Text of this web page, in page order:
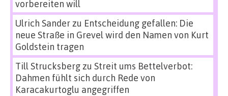
vorbereiten will
Ulrich Sanderzu Entscheidung gefallen: Die
neue Straße in Grevel wird den Namen von Kurt
Goldstein tragen
Till Strucksbergzu Streit ums Bettelverbot:
Dahmen fühlt sich durch Rede von
Karacakurtoglu angegriffen